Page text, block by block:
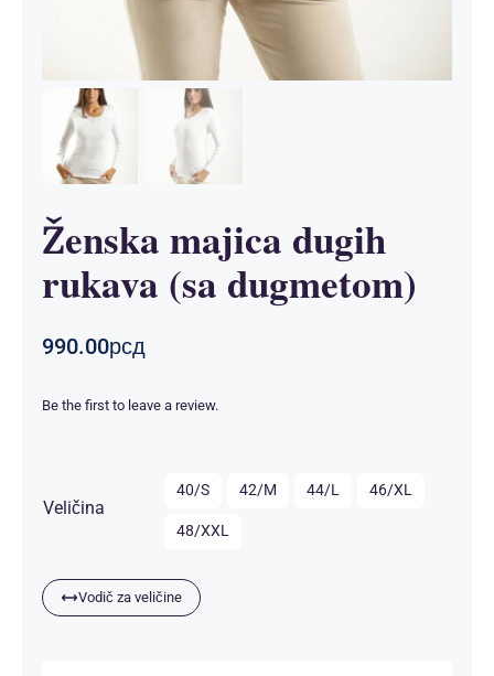
Ženska majica dugih
rukava (sa dugmetom)
990.00рсд
Be the first to leave a review.
Veličina
40/S 42/M 44/L 46/XL
48/XXL
Vodič za veličine